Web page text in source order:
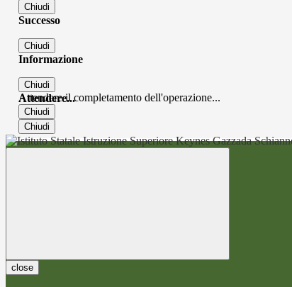
Chiudi
Successo
Chiudi
Informazione
Chiudi
Attendere...
Attendere il completamento dell'operazione...
Chiudi
Chiudi
close